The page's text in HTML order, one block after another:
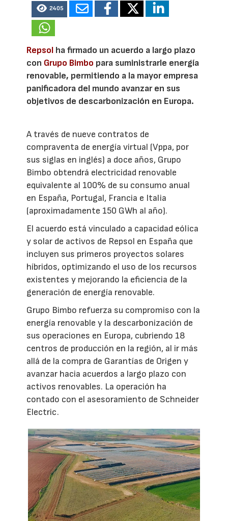
2405
Repsol ha firmado un acuerdo a largo plazo
con Grupo Bimbo para suministrarle energía
renovable, permitiendo a la mayor empresa
panificadora del mundo avanzar en sus
objetivos de descarbonización en Europa.
A través de nueve contratos de
compraventa de energía virtual (Vppa, por
sus siglas en inglés) a doce años, Grupo
Bimbo obtendrá electricidad renovable
equivalente al 100% de su consumo anual
en España, Portugal, Francia e Italia
(aproximadamente 150 GWh al año).
El acuerdo está vinculado a capacidad eólica
y solar de activos de Repsol en España que
incluyen sus primeros proyectos solares
híbridos, optimizando el uso de los recursos
existentes y mejorando la eficiencia de la
generación de energía renovable.
Grupo Bimbo refuerza su compromiso con la
energía renovable y la descarbonización de
sus operaciones en Europa, cubriendo 18
centros de producción en la región, al ir más
allá de la compra de Garantías de Origen y
avanzar hacia acuerdos a largo plazo con
activos renovables. La operación ha
contado con el asesoramiento de Schneider
Electric.